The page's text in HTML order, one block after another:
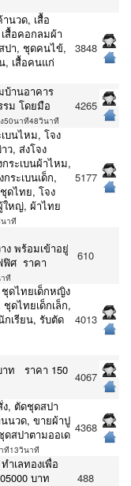
นวด, เสื้อ
สื้อคอกลมผ้า
ปา, ชุดคนไข้,
เสื้อคนแก่
3848
บ้านอาคาร
รม โดยมือ
50นาที48วินาที
4265
บนไหม, โจง
ว, ส่งโจง
ระเบนผ้าไหม,
ระเบนเด็ก,
ดไทย, โจง
ใหญ่, ผ้าไทย
าที
5177
ง พร้อมเข้าอยู่
ฟิศ ราคา
ที
610
ดไทยเด็กหญิง
ดไทยเด็กเล็ก,
เรียน, รับตัด
4013
าท ราคา 150 4067
, ตัดชุดสปา
นวด, ขายผ้าปู
ดสปาตามออเด
ที13วินาที
4368
ำเลทองเพื่อ
บาท
488